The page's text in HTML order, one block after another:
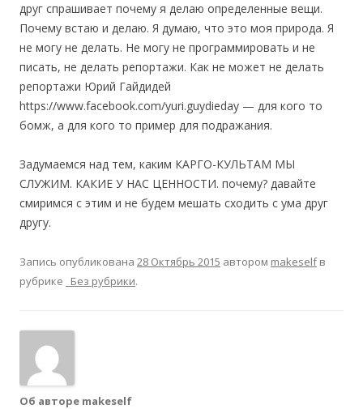
друг спрашивает почему я делаю определенные вещи.
Почему встаю и делаю. Я думаю, что это моя природа. Я
не могу не делать. Не могу не программировать и не
писать, не делать репортажи. Как не может не делать
репортажи Юрий Гайдидей
https://www.facebook.com/yuri.guydieday — для кого то
бомж, а для кого то пример для подражания.
Задумаемся над тем, каким КАРГО-КУЛЬТАМ МЫ
СЛУЖИМ. КАКИЕ У НАС ЦЕННОСТИ. почему? давайте
смиримся с этим и не будем мешать сходить с ума друг
другу.
Запись опубликована 28 Октябрь 2015 автором makeselfв
рубрике
_Без рубрики.
Об авторе makeself